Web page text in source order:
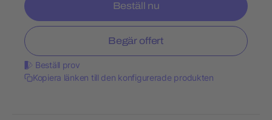
Beställ nu
Begär offert
Beställ prov
Kopiera länken till den konfigurerade produkten